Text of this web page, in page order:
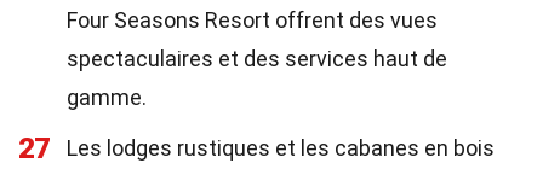
Four Seasons Resort offrent des vues
spectaculaires et des services haut de
gamme.
27
Les lodges rustiques et les cabanes en bois